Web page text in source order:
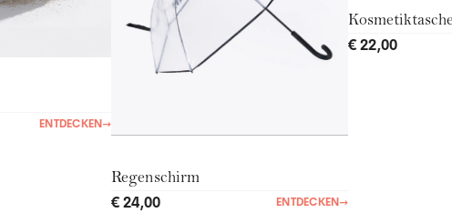
ENTDECKEN→
Regenschirm
€ 24,00 ENTDECKEN→
€ 22,00